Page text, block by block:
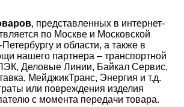
, представленных в интернет-
по Москве и Московской
и области, а также в
нашего партнера – транспортной
Деловые Линии, Байкал Сервис,
МейджикТранс, Энергия и т.д.
или повреждения изделия
с момента передачи товара.